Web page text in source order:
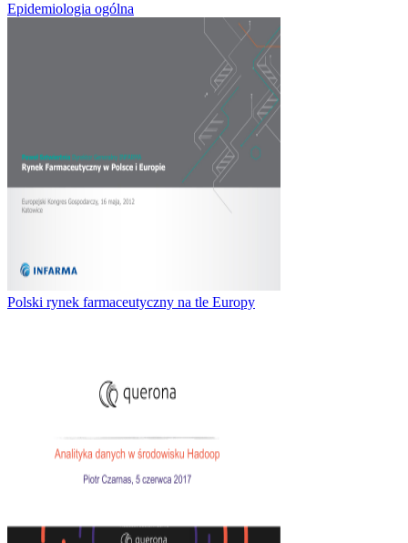
Epidemiologia ogólna
Polski rynek farmaceutyczny na tle Europy